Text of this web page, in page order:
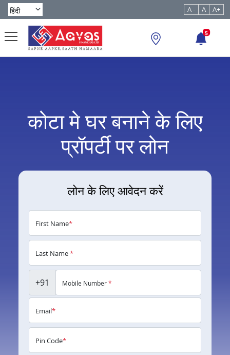
A - A A+
5
कोटा मे घर बनाने के लिए
प्रॉपर्टी पर लोन
लोन के लिए आवेदन करें
First Name*
Last Name*
+91 Mobile Number*
Email*
Pin Code*